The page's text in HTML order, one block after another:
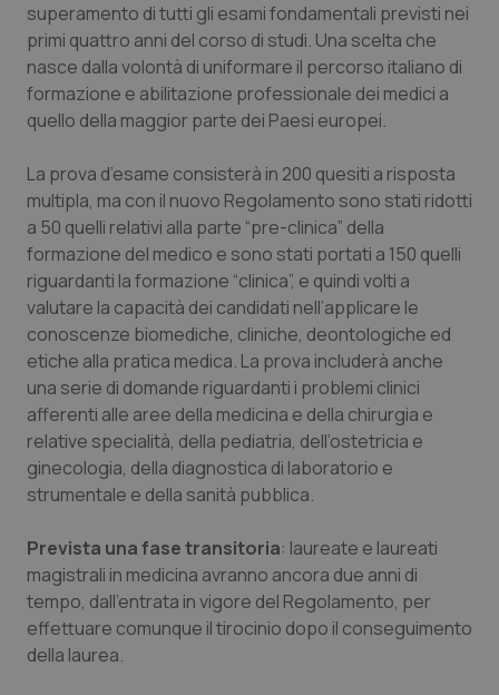
Veneto
Oncoematologia
Oncologia & Nutrizione
Quotidiano Cardiologia
Quotidiano Chirurgia
Quotidiano Oncologia
Quotidiano Pediatria
Rene & patologie urogenitali
Salute orale & impianti
Sangue & coagulazione
Tiroide
superamento di tutti gli esami fondamentali previsti nei
primi quattro anni del corso di studi. Una scelta che
nasce dalla volontà di uniformare il percorso italiano di
formazione e abilitazione professionale dei medici a
quello della maggior parte dei Paesi europei.
La prova d’esame consisterà in 200 quesiti a risposta
multipla, ma con il nuovo Regolamento sono stati ridotti
a 50 quelli relativi alla parte “pre-clinica” della
formazione del medico e sono stati portati a 150 quelli
riguardanti la formazione “clinica”, e quindi volti a
valutare la capacità dei candidati nell’applicare le
conoscenze biomediche, cliniche, deontologiche ed
etiche alla pratica medica. La prova includerà anche
una serie di domande riguardanti i problemi clinici
afferenti alle aree della medicina e della chirurgia e
relative specialità, della pediatria, dell’ostetricia e
ginecologia, della diagnostica di laboratorio e
strumentale e della sanità pubblica.
Prevista una fase transitoria: laureate e laureati
magistrali in medicina avranno ancora due anni di
tempo, dall’entrata in vigore del Regolamento, per
effettuare comunque il tirocinio dopo il conseguimento
della laurea.